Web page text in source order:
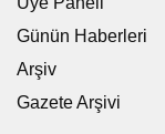
Günün Haberleri
Arşiv
Gazete Arşivi